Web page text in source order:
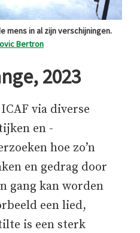
mens in al zijn verschijningen.
Bertron
2023
via diverse
en -
hoe zo’n
en gedrag door
gang kan worden
een lied,
is een sterk